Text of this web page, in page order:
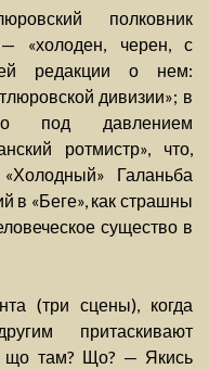
полковник
«холоден, черен, с
редакции о нем:
дивизии»; в
под давлением
ротмистр», что,
Галаньба
в «Беге», как страшны
существо в
(три сцены), когда
притаскивают
що там? Що? — Якись